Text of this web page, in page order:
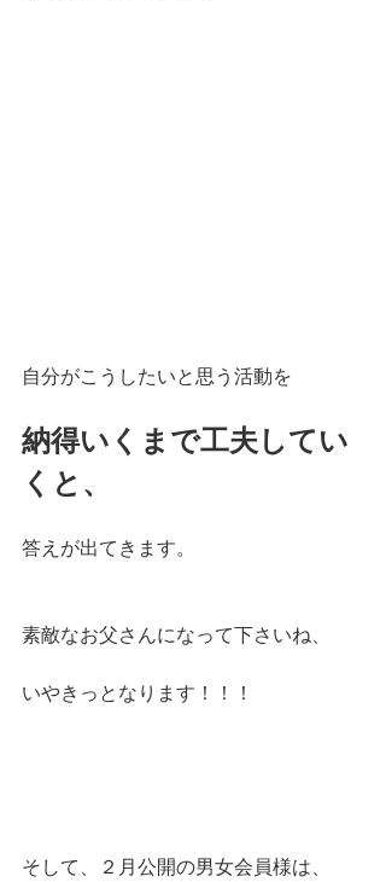
自分がこうしたいと思う活動を
納得いくまで工夫してい
くと、
答えが出てきます。
素敵なお父さんになって下さいね、
いやきっとなります！！！
そして、２月公開の男女会員様は、